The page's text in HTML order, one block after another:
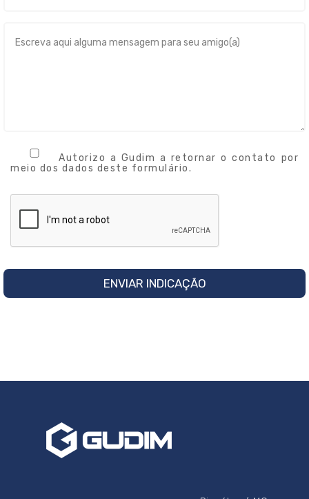
Autorizo a Gudim a retornar o contato por
meio dos dados deste formulário.